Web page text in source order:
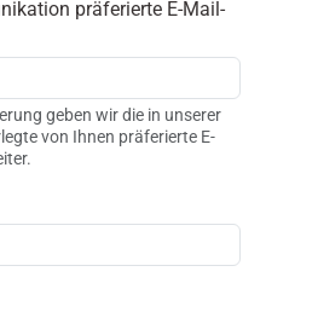
präferierte E-Mail-
geben wir die in unserer
von Ihnen präferierte E-